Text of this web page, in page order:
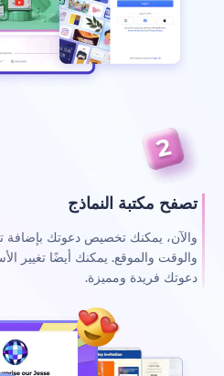
تصفح مكتبة النماذج
والآن، يمكنك تخصيص دعوتك بإضافة
والوقت والموقع. يمكنك أيضًا تغيير
دعوتك فريدة ومميزة.